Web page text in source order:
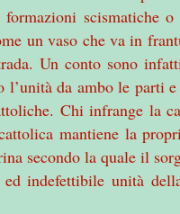
scismatiche
un vaso che va in
Un conto sono
l’unità da ambo le parti
Chi infrange la
mantiene la
secondo la quale il
ed indefettibile unità